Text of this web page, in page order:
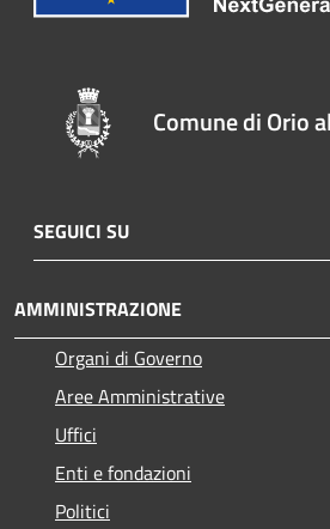
Comune di Orio
SEGUICI SU
AMMINISTRAZIONE
Organi di Governo
Aree Amministrative
Uffici
Enti e fondazioni
Politici